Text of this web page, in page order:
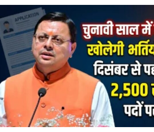
महिला सशक्तिकरण एवं बाल विकास
रौतेली राज्य स्त्री शक्ति पुरस्कार उत्तराखंड की उन
है जिन्होंने संघर्ष, साहस और समर्पण से समाज में नई
उन्होंने कहा कि इस वर्ष चयनित महिलाओं ने
पर्यावरण संरक्षण, कृषि, स्वरोजगार, समाजसेवा,
दिव्यांगजन कल्याण जैसे क्षेत्रों में उल्लेखनीय योगदान